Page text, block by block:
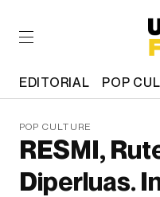
EDITORIAL POP
POP CULTURE
RESMI,
Diperluas.